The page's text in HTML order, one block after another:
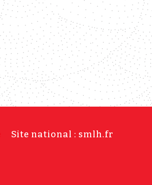
Site national : smlh.fr